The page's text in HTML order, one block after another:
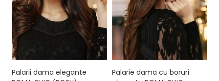
Palarii dama elegante
Palarie dama cu boruri